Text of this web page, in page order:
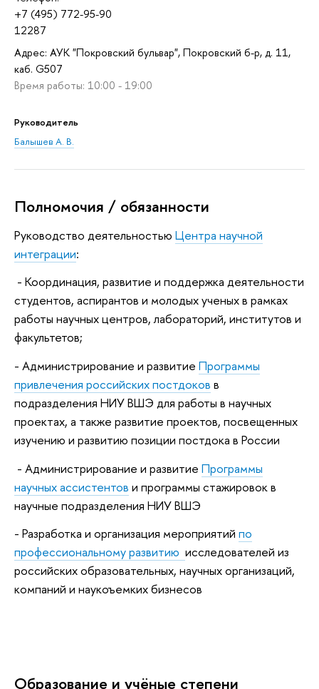
+7 (495) 772-95-90
12287
Адрес: АУК "Покровский бульвар", Покровский б-р, д. 11,
каб. G507
Время работы: 10:00 - 19:00
Руководитель
Балышев А. В.
Полномочия / обязанности
Руководство деятельностью Центра научной
интеграции:
- Координация, развитие и поддержка деятельности
студентов, аспирантов и молодых ученых в рамках
работы научных центров, лабораторий, институтов и
факультетов;
- Администрирование и развитие Программы
привлечения российских постдоков в
подразделения НИУ ВШЭ для работы в научных
проектах, а также развитие проектов, посвещенных
изучению и развитию позиции постдока в России
- Администрирование и развитие Программы
научных ассистентов и программы стажировок в
научные подразделения НИУ ВШЭ
- Разработка и организация мероприятий по
профессиональному развитию исследователей из
российских образовательных, научных организаций,
компаний и наукоъемких бизнесов
Oбразование и учёные степени